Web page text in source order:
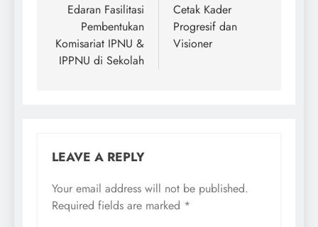
Edaran Fasilitasi
Pembentukan
Komisariat IPNU &
IPPNU di Sekolah
Cetak Kader
Progresif dan
Visioner
LEAVE A REPLY
Your email address will not be published.
Required fields are marked *